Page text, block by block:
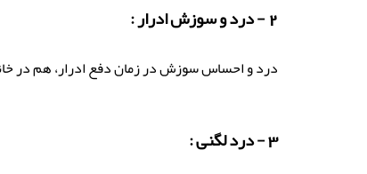
2 - درد و سوزش ادرار :
درد و احساس سوزش در زمان دفع ادرار، هم در
3 - درد لگنی :